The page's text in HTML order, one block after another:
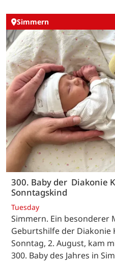
Simmern
300. Baby der Diakonie
Sonntagskind
Tuesday
Simmern. Ein besonderer
Geburtshilfe der Diakonie
Sonntag, 2. August, kam
300. Baby des Jahres in